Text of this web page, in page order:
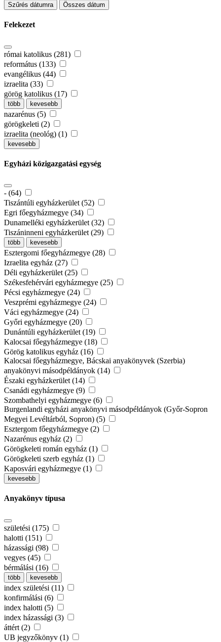
Szűrés dátumra Összes dátum
Felekezet
római katolikus (281)
református (133)
evangélikus (44)
izraelita (33)
görög katolikus (17)
több kevesebb
nazarénus (5)
görögkeleti (2)
izraelita (neológ) (1)
kevesebb
Egyházi közigazgatási egység
- (64)
Tiszántúli egyházkerület (52)
Egri főegyházmegye (34)
Dunamelléki egyházkerület (32)
Tiszáninneni egyházkerület (29)
több kevesebb
Esztergomi főegyházmegye (28)
Izraelita egyház (27)
Déli egyházkerület (25)
Székesfehérvári egyházmegye (25)
Pécsi egyházmegye (24)
Veszprémi egyházmegye (24)
Váci egyházmegye (24)
Győri egyházmegye (20)
Dunántúli egyházkerület (19)
Kalocsai főegyházmegye (18)
Görög katolikus egyház (16)
Kalocsai főegyházmegye, Bácskai anyakönyvek (Szerbia)
anyakönyvi másodpéldányok (14)
Északi egyházkerület (14)
Csanádi egyházmegye (9)
Szombathelyi egyházmegye (6)
Burgenlandi egyházi anyakönyvi másodpéldányok (Győr-Sopron
Megyei Levéltárból, Sopron) (5)
Esztergom főegyházmegye (2)
Nazarénus egyház (2)
Görögkeleti román egyház (1)
Görögkeleti szerb egyház (1)
Kaposvári egyházmegye (1)
kevesebb
Anyakönyv típusa
születési (175)
halotti (151)
házassági (98)
vegyes (45)
bérmálási (16)
több kevesebb
index születési (11)
konfirmálási (6)
index halotti (5)
index házassági (3)
áttért (2)
UB jegyzőkönyv (1)